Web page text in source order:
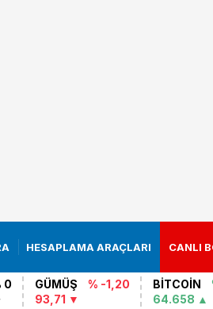
HESAPLAMA ARAÇLARI CANLI
0
GÜMÜŞ
% -1,20
93,71
BİTCOİN
64.658